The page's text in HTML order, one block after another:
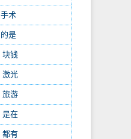
手术(1536)
的是(1059)
块钱
激光
旅游
是在
都有